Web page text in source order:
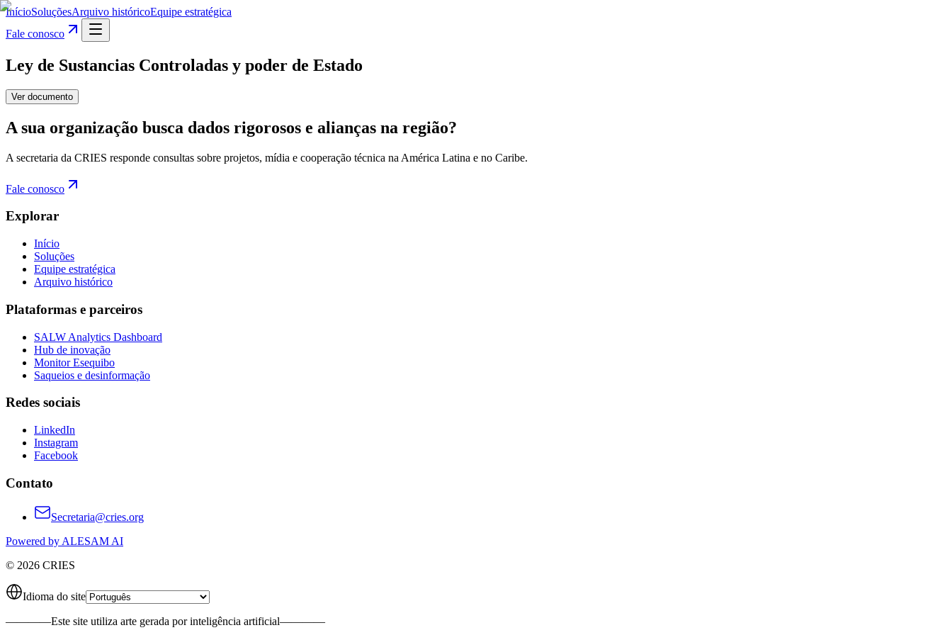
InícioSoluçõesArquivo históricoEquipe estratégica
Fale conosco
Ley de Sustancias Controladas y poder de Estado
Ver documento
A sua organização busca dados rigorosos e alianças na região?
A secretaria da CRIES responde consultas sobre projetos, mídia e cooperação técnica na América Latina e no Caribe.
Fale conosco
Explorar
Início
Soluções
Equipe estratégica
Arquivo histórico
Plataformas e parceiros
SALW Analytics Dashboard
Hub de inovação
Monitor Esequibo
Saqueios e desinformação
Redes sociais
LinkedIn
Instagram
Facebook
Contato
Secretaria@cries.org
Powered by ALESAM AI
© 2026 CRIES
Idioma do site
————Este site utiliza arte gerada por inteligência artificial————